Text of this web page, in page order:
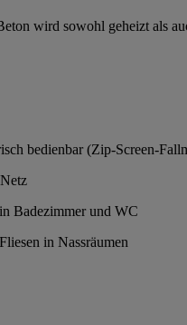
wird sowohl geheizt als
bedienbar (Zip-Screen-
Badezimmer und WC
in Nassräumen